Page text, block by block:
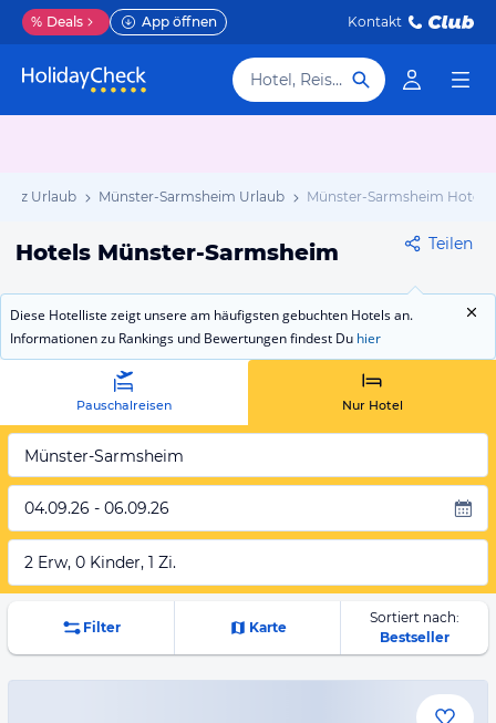
% Deals App öffnen Kontakt
Hotel, Reiseziel
Urlaub Münster-Sarmsheim Urlaub Münster-Sarmsheim Hotels
Hotels Münster-Sarmsheim Teilen
Diese Hotelliste zeigt unsere am häufigsten gebuchten Hotels an.
Informationen zu Rankings und Bewertungen findest Du hier
Pauschalreisen Nur Hotel
Münster-Sarmsheim
04.09.26 - 06.09.26
2 Erw, 0 Kinder, 1 Zi.
Filter Karte
Sortiert nach:
Bestseller